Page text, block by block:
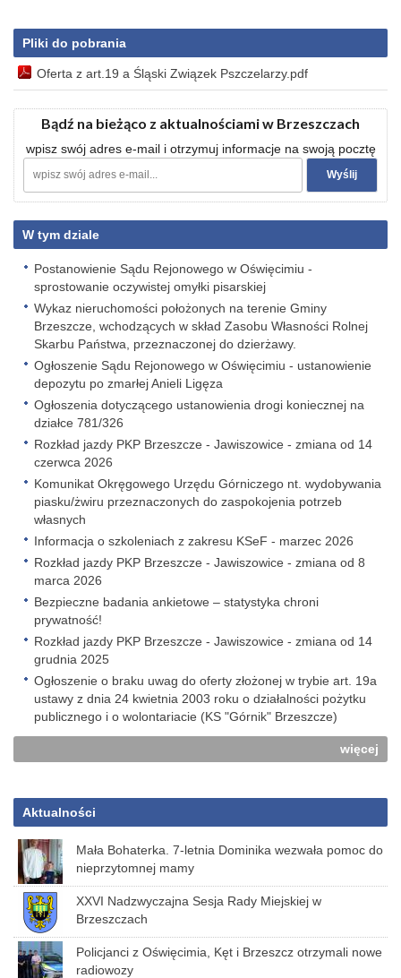
Pliki do pobrania
Oferta z art.19 a Śląski Związek Pszczelarzy.pdf
Bądź na bieżąco z aktualnościami w Brzeszczach
wpisz swój adres e-mail i otrzymuj informacje na swoją pocztę
W tym dziale
Postanowienie Sądu Rejonowego w Oświęcimiu -
sprostowanie oczywistej omyłki pisarskiej
Wykaz nieruchomości położonych na terenie Gminy
Brzeszcze, wchodzących w skład Zasobu Własności Rolnej
Skarbu Państwa, przeznaczonej do dzierżawy.
Ogłoszenie Sądu Rejonowego w Oświęcimiu - ustanowienie
depozytu po zmarłej Anieli Ligęza
Ogłoszenia dotyczącego ustanowienia drogi koniecznej na
działce 781/326
Rozkład jazdy PKP Brzeszcze - Jawiszowice - zmiana od 14
czerwca 2026
Komunikat Okręgowego Urzędu Górniczego nt. wydobywania
piasku/żwiru przeznaczonych do zaspokojenia potrzeb
własnych
Informacja o szkoleniach z zakresu KSeF - marzec 2026
Rozkład jazdy PKP Brzeszcze - Jawiszowice - zmiana od 8
marca 2026
Bezpieczne badania ankietowe – statystyka chroni
prywatność!
Rozkład jazdy PKP Brzeszcze - Jawiszowice - zmiana od 14
grudnia 2025
Ogłoszenie o braku uwag do oferty złożonej w trybie art. 19a
ustawy z dnia 24 kwietnia 2003 roku o działalności pożytku
publicznego i o wolontariacie (KS "Górnik" Brzeszcze)
więcej
Aktualności
Mała Bohaterka. 7-letnia Dominika wezwała pomoc do
nieprzytomnej mamy
XXVI Nadzwyczajna Sesja Rady Miejskiej w
Brzeszczach
Policjanci z Oświęcimia, Kęt i Brzeszcz otrzymali nowe
radiowozy